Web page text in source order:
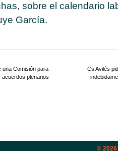
sobre el calendario
García.
una Comisión para
acuerdos plenarios
Cs Avilés
© 2026